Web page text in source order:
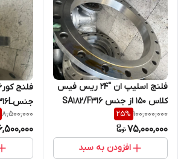
فلنج اسلیپ ان "24 ریس فیس
کلاس 150 از جنس SA182/F316
316L
100,000,000
25%
75,000,000
افزودن به سبد
جنسSA182F316/316L
8,500,000